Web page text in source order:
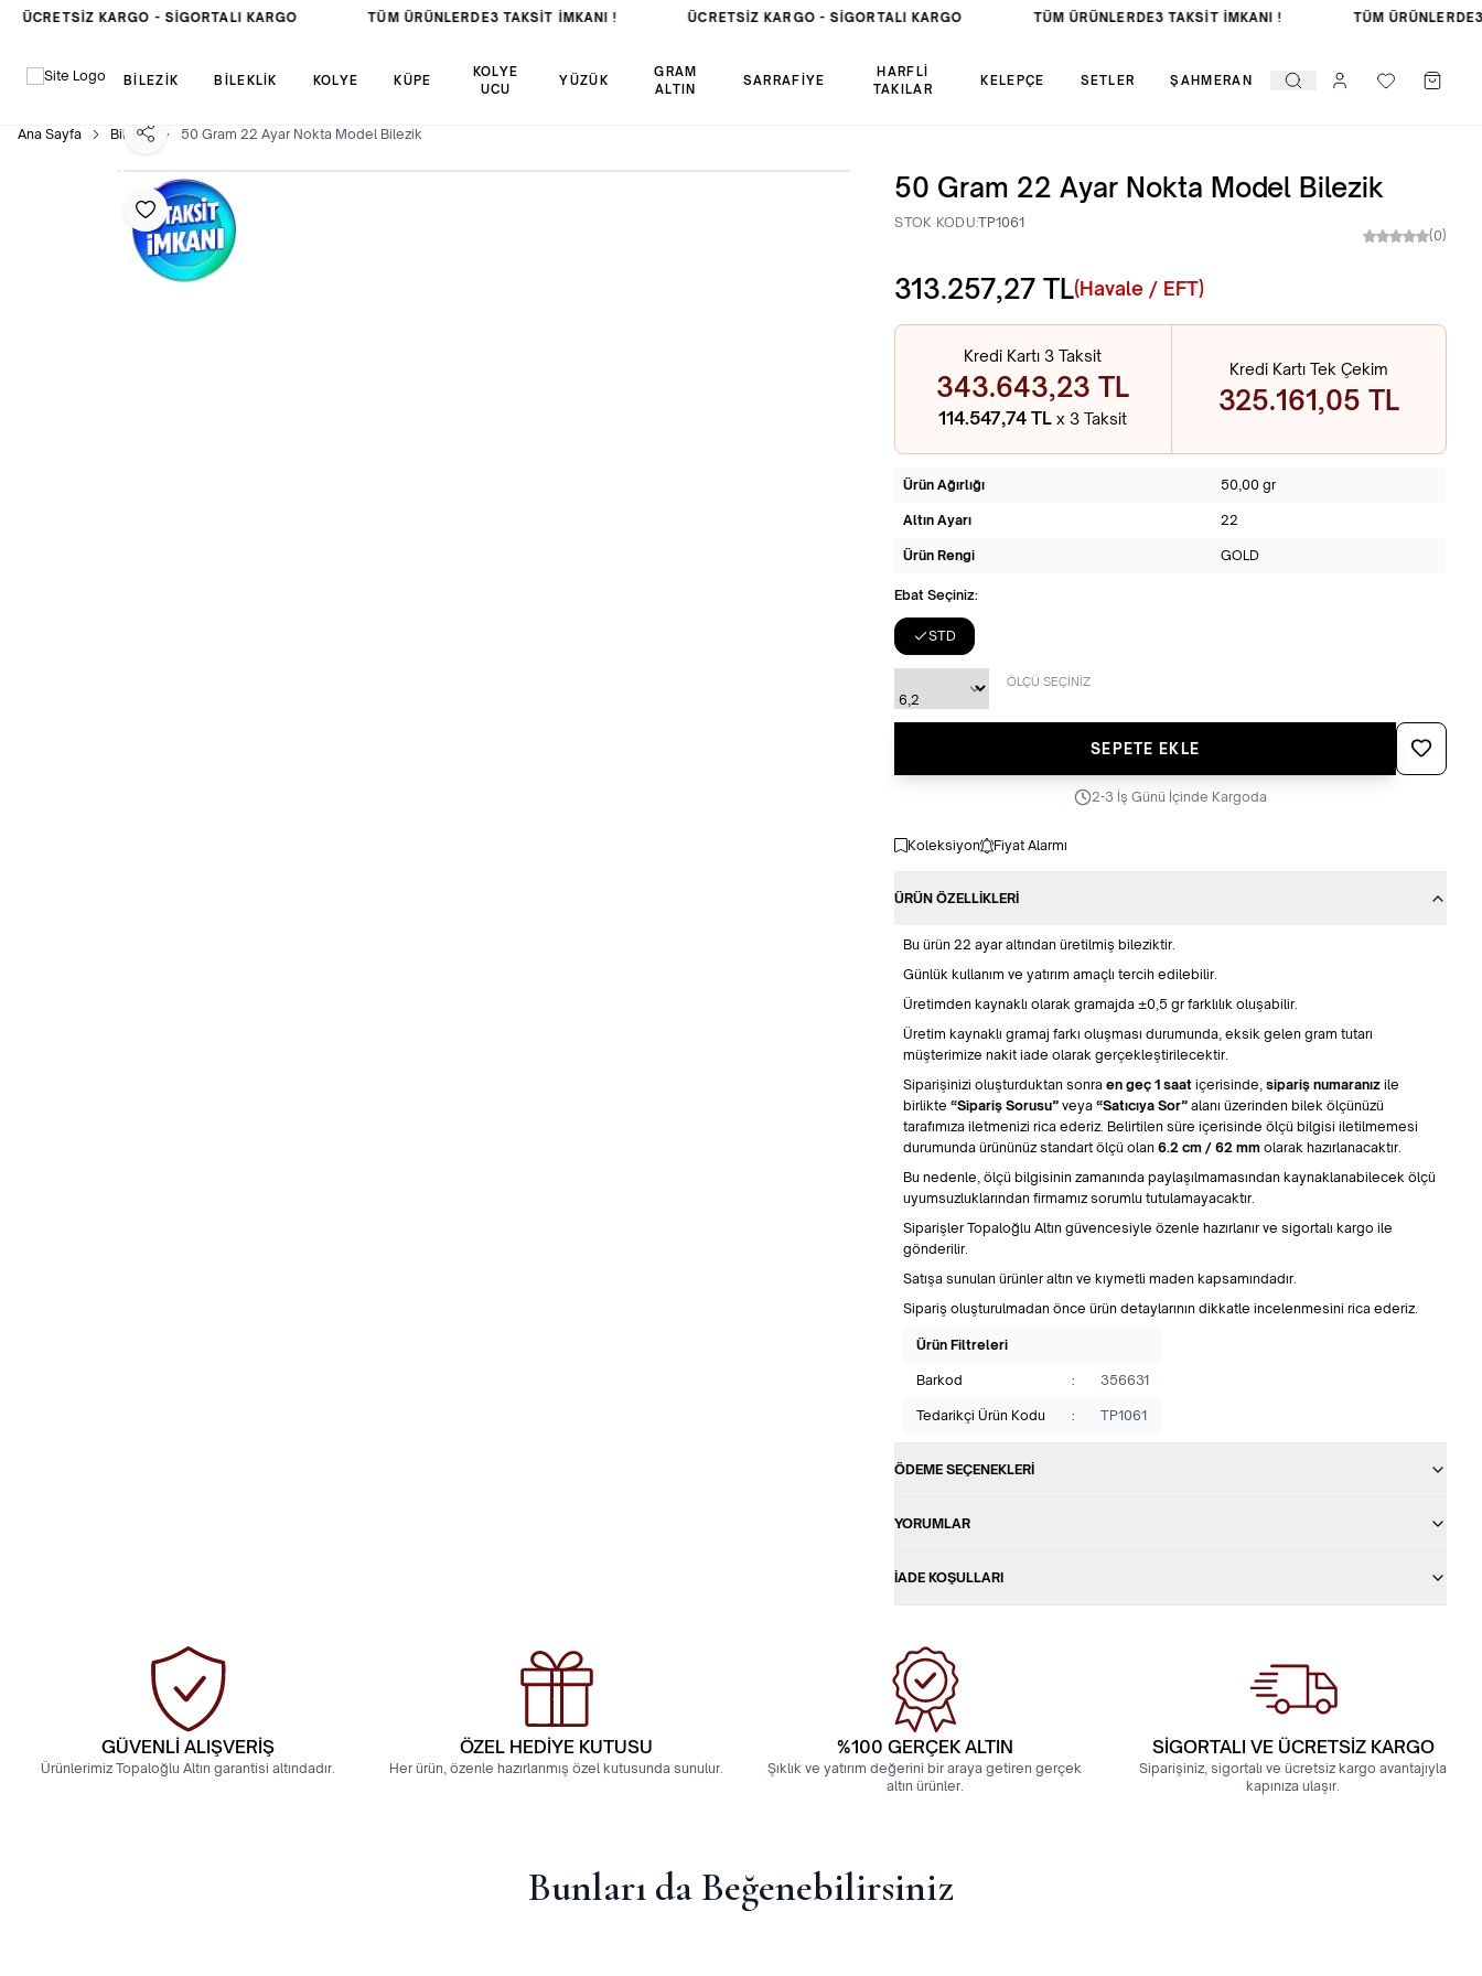
ÜCRETSIZ KARGO - SIGORTALI KARGO TÜM ÜRÜNLERDE3 TAKSİT İMKANI ! ÜCRETSIZ KARGO - SIGORTALI KARGO TÜM ÜRÜNLERDE3 TAKSİT İMKANI ! TÜM ÜRÜNLERDE3
BİLEZİK BİLEKLİK KOLYE KÜPE
KOLYE
UCU
YÜZÜK
GRAM
ALTIN
SARRAFİYE
HARFLİ
TAKILAR
KELEPÇE SETLER ŞAHMERAN
Ana Sayfa Bilezik 50 Gram 22 Ayar Nokta Model Bilezik
Favoriye Ekle
Paylaş
50 Gram 22 Ayar Nokta Model Bilezik
STOK KODU:TP1061
(0)
313.257,27 TL(Havale / EFT)
Kredi Kartı 3 Taksit
343.643,23 TL
114.547,74 TLx 3 Taksit
Kredi Kartı Tek Çekim
325.161,05 TL
Ürün Ağırlığı 50,00 gr
Altın Ayarı 22
Ürün Rengi GOLD
Ebat Seçiniz:
STD
ÖLÇÜ SEÇİNİZ
SEPETE EKLE Favoriye
2-3 İş Günü İçinde Kargoda
Koleksiyon Fiyat Alarmı
ÜRÜN ÖZELLIKLERI
Bu ürün 22 ayar altından üretilmiş bileziktir.
Günlük kullanım ve yatırım amaçlı tercih edilebilir.
Üretimden kaynaklı olarak gramajda ±0,5 gr farklılık oluşabilir.
Üretim kaynaklı gramaj farkı oluşması durumunda, eksik gelen gram tutarı
müşterimize nakit iade olarak gerçekleştirilecektir.
Siparişinizi oluşturduktan sonraen geç 1 saat içerisinde,sipariş numaranız ile
birlikte“Sipariş Sorusu” veya“Satıcıya Sor” alanı üzerinden bilek ölçünüzü
tarafımıza iletmenizi rica ederiz. Belirtilen süre içerisinde ölçü bilgisi iletilmemesi
durumunda ürününüz standart ölçü olan6.2 cm / 62 mm olarak hazırlanacaktır.
Bu nedenle, ölçü bilgisinin zamanında paylaşılmamasından kaynaklanabilecek ölçü
uyumsuzluklarından firmamız sorumlu tutulamayacaktır.
Siparişler Topaloğlu Altın güvencesiyle özenle hazırlanır ve sigortalı kargo ile
gönderilir.
Satışa sunulan ürünler altın ve kıymetli maden kapsamındadır.
Sipariş oluşturulmadan önce ürün detaylarının dikkatle incelenmesini rica ederiz.
Ürün Filtreleri
Barkod : 356631
Tedarikçi Ürün Kodu : TP1061
ÖDEME SEÇENEKLERI
YORUMLAR
İADE KOŞULLARI
GÜVENLİ ALIŞVERİŞ
Ürünlerimiz Topaloğlu Altın garantisi altındadır.
ÖZEL HEDİYE KUTUSU
Her ürün, özenle hazırlanmış özel kutusunda sunulur.
%100 GERÇEK ALTIN
Şıklık ve yatırım değerini bir araya getiren gerçek
altın ürünler.
SİGORTALI VE ÜCRETSİZ KARGO
Siparişiniz, sigortalı ve ücretsiz kargo avantajıyla
kapınıza ulaşır.
Bunları da Beğenebilirsiniz